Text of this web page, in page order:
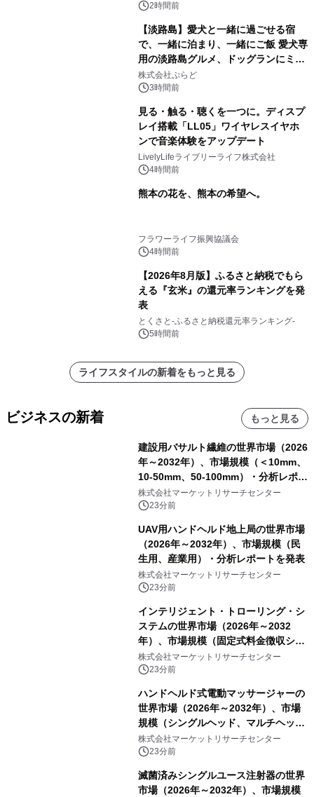
2時間前
【淡路島】愛犬と一緒に過ごせる宿
で、一緒に泊まり、一緒にご飯 愛犬専
用の淡路島グルメ、ドッグランにミニ
プール グランピングとトレーラーハウ
スの2施設で
株式会社ぷらど
3時間前
見る・触る・聴くを一つに。ディスプ
レイ搭載「LL05」ワイヤレスイヤホ
ンで音楽体験をアップデート
LivelyLifeライブリーライフ株式会社
4時間前
熊本の花を、熊本の希望へ。
フラワーライフ振興協議会
4時間前
【2026年8月版】ふるさと納税でもら
える『玄米』の還元率ランキングを発
表
とくさと-ふるさと納税還元率ランキング-
5時間前
ライフスタイルの新着をもっと見る
ビジネスの新着 もっと見る
建設用バサルト繊維の世界市場（2026
年～2032年）、市場規模（＜10mm、
10-50mm、50-100mm）・分析レポー
トを発表
株式会社マーケットリサーチセンター
23分前
UAV用ハンドヘルド地上局の世界市場
（2026年～2032年）、市場規模（民
生用、産業用）・分析レポートを発表
株式会社マーケットリサーチセンター
23分前
インテリジェント・トローリング・シ
ステムの世界市場（2026年～2032
年）、市場規模（固定式料金徴収シス
テム、携帯型料金徴収システム）・分
析レポートを発表
株式会社マーケットリサーチセンター
23分前
ハンドヘルド式電動マッサージャーの
世界市場（2026年～2032年）、市場
規模（シングルヘッド、マルチヘッ
ド）・分析レポートを発表
株式会社マーケットリサーチセンター
23分前
滅菌済みシングルユース注射器の世界
市場（2026年～2032年）、市場規模